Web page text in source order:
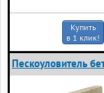
Купить
в 1 клик!
Пескоуловитель